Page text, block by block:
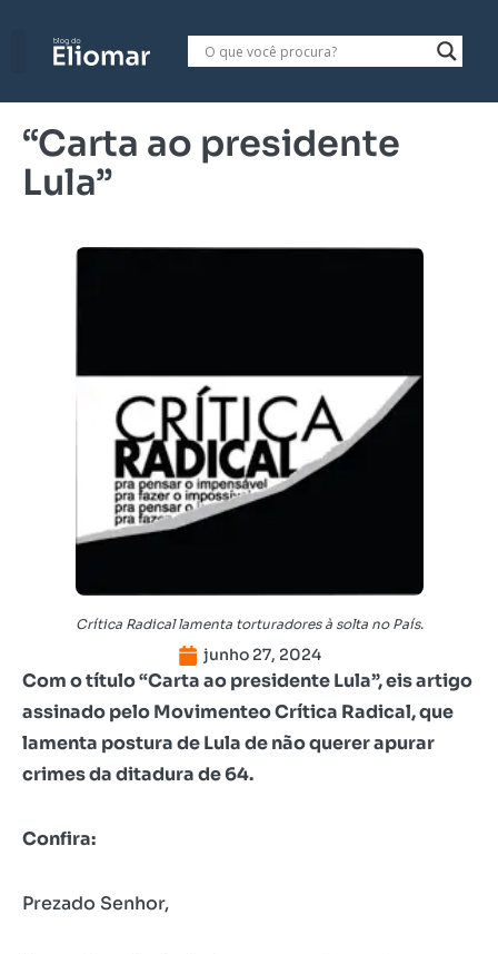
“Carta ao presidente
Lula”
Crítica Radical lamenta torturadores à solta no País.
junho 27, 2024
Com o título “Carta ao presidente Lula”, eis artigo
assinado pelo Movimenteo Crítica Radical, que
lamenta postura de Lula de não querer apurar
crimes da ditadura de 64.
Confira:
Prezado Senhor,